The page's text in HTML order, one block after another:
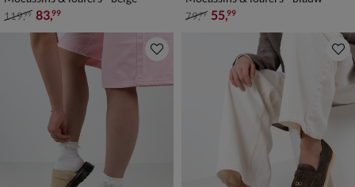
van € 119,99 voor € 83,99
119,99 83,99 van € 79,99 voor € 55,99
79,99 55,99